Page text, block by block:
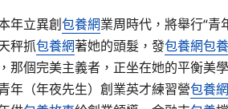
年立異創包養網業周時代，將舉行“青
秤抓包養網著她的頭髮，發包養網包養
那個完美主義者，正坐在她的平衡美
年（年夜先生）創業英才練習營包養網